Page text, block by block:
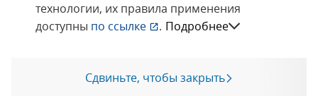
технологии, их правила применения
доступны по ссылке . Подробнее
Сдвиньте, чтобы закрыть
Сообщить об ошибке
Позвоните мне